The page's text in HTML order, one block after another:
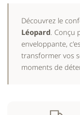
Découvrez le
Léopard. Conçu
enveloppante,
transformer vos
moments de